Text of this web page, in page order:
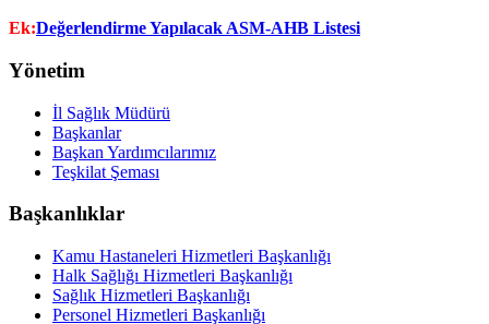
Ek:Değerlendirme Yapılacak ASM-AHB Listesi
Yönetim
İl Sağlık Müdürü
Başkanlar
Başkan Yardımcılarımız
Teşkilat Şeması
Başkanlıklar
Kamu Hastaneleri Hizmetleri Başkanlığı
Halk Sağlığı Hizmetleri Başkanlığı
Sağlık Hizmetleri Başkanlığı
Personel Hizmetleri Başkanlığı